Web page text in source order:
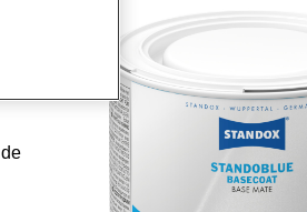
el